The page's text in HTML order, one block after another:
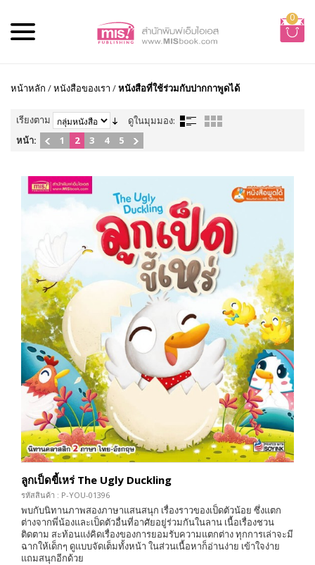
0
หน้าหลัก /หนังสือของเรา /หนังสือที่ใช้ร่วมกับปากกาพูดได้
เรียงตาม
ดูในมุมมอง:
หน้า:
1 2 3 4 5
ลูกเป็ดขี้เหร่ The Ugly Duckling
รหัสสินค้า : P-YOU-01396
พบกับนิทานภาพสองภาษาแสนสนุก เรื่องราวของเป็ดตัวน้อย ซึ่งแตก
ต่างจากพี่น้องและเป็ดตัวอื่นที่อาศัยอยู่ร่วมกันในลาน เนื้อเรื่องชวน
ติดตาม สะท้อนแง่คิดเรื่องของการยอมรับความแตกต่าง ทุกการเล่าจะมี
ฉากให้เด็กๆ ดูแบบจัดเต็มทั้งหน้า ในส่วนเนื้อหาก็อ่านง่าย เข้าใจง่าย
แถมสนุกอีกด้วย